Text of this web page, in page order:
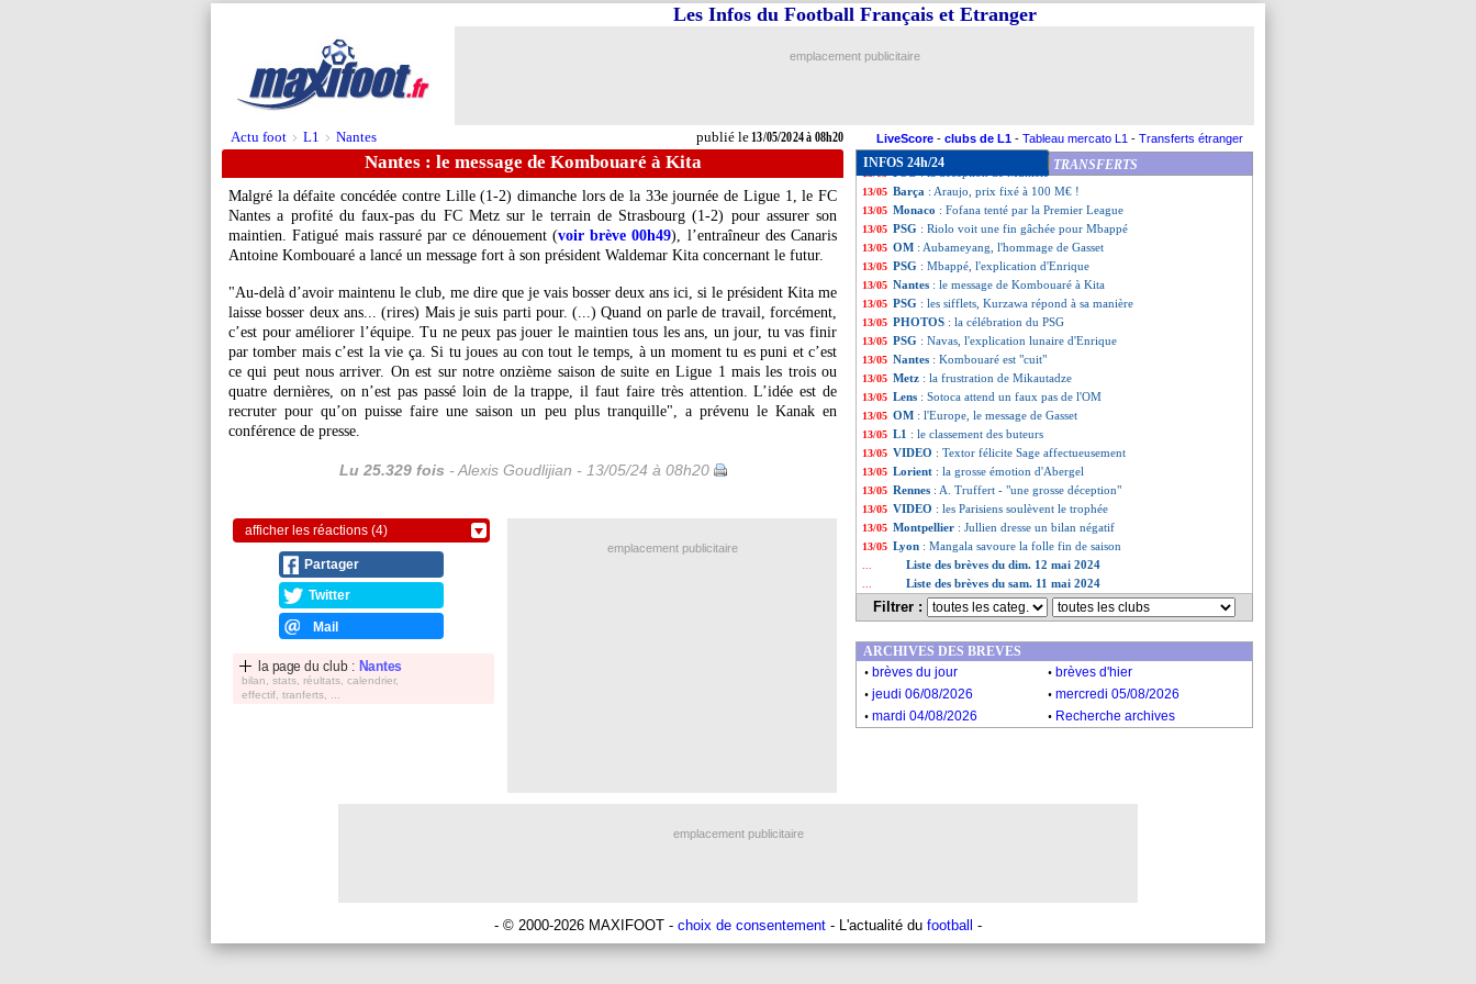
Actu foot > L1 > Nantes publié le13/05/2024 à 08h20
Les Infos du Football Français et Etranger
emplacement publicitaire
LiveScore - clubs de L1 - Tableau mercato L1 - Transferts étranger
Nantes : le message de Kombouaré à Kita
Malgré la défaite concédée contre Lille (1-2) dimanche lors de la 33e journée de Ligue 1, le FC
Nantes a profité du faux-pas du FC Metz sur le terrain de Strasbourg (1-2) pour assurer son
maintien. Fatigué mais rassuré par ce dénouement (voir brève 00h49), l’entraîneur des Canaris
Antoine Kombouaré a lancé un message fort à son président Waldemar Kita concernant le futur.
"Au-delà d’avoir maintenu le club, me dire que je vais bosser deux ans ici, si le président Kita me
laisse bosser deux ans... (rires) Mais je suis parti pour. (...) Quand on parle de travail, forcément,
c’est pour améliorer l’équipe. Tu ne peux pas jouer le maintien tous les ans, un jour, tu vas finir
par tomber mais c’est la vie ça. Si tu joues au con tout le temps, à un moment tu es puni et c’est
ce qui peut nous arriver. On est sur notre onzième saison de suite en Ligue 1 mais les trois ou
quatre dernières, on n’est pas passé loin de la trappe, il faut faire très attention. L’idée est de
recruter pour qu’on puisse faire une saison un peu plus tranquille", a prévenu le Kanak en
conférence de presse.
Lu 25.329 fois - Alexis Goudlijian - 13/05/24 à 08h20
afficher les réactions (4)
Partager
Twitter
Mail
la page du club : Nantes
bilan, stats, réultats, calendrier,
effectif, tranferts, ...
INFOS 24h/24 TRANSFERTS
13/05 PSG: Simons veut le Barça, mais...
13/05 Lyon: Textor rend hommage à Sage
13/05 Lille: le verdict tombe pour Chevalier
13/05 Leverkusen: Wirtz, objectif du Real en 2025
13/05 L1: Aubameyang glane le prix Marc-Vivien Foé
: la déception de Mukiele
13/05 Barça : Araujo, prix fixé à 100 M€ !
13/05 Monaco : Fofana tenté par la Premier League
13/05 PSG : Riolo voit une fin gâchée pour Mbappé
13/05 OM : Aubameyang, l'hommage de Gasset
13/05 PSG : Mbappé, l'explication d'Enrique
13/05 Nantes : le message de Kombouaré à Kita
13/05 PSG : les sifflets, Kurzawa répond à sa manière
13/05 PHOTOS : la célébration du PSG
13/05 PSG : Navas, l'explication lunaire d'Enrique
13/05 Nantes : Kombouaré est "cuit"
13/05 Metz : la frustration de Mikautadze
13/05 Lens : Sotoca attend un faux pas de l'OM
13/05 OM : l'Europe, le message de Gasset
13/05 L1 : le classement des buteurs
13/05 VIDEO : Textor félicite Sage affectueusement
13/05 Lorient : la grosse émotion d'Abergel
13/05 Rennes : A. Truffert - "une grosse déception"
13/05 VIDEO : les Parisiens soulèvent le trophée
13/05 Montpellier : Jullien dresse un bilan négatif
13/05 Lyon : Mangala savoure la folle fin de saison
Liste des brèves du dim. 12 mai 2024
Liste des brèves du sam. 11 mai 2024
Filtrer :
emplacement publicitaire
ARCHIVES DES BREVES
. brèves du jour . brèves d'hier
. jeudi 06/08/2026 . mercredi 05/08/2026
. mardi 04/08/2026 . Recherche archives
emplacement publicitaire
- © 2000-2026 MAXIFOOT - choix de consentement - L'actualité du football -